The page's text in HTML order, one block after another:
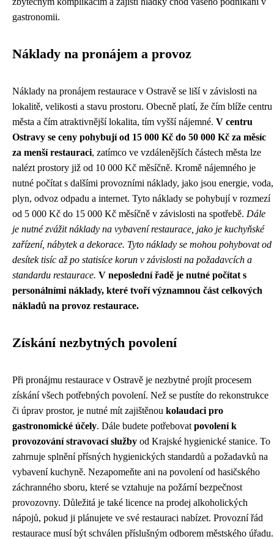
gastronomii.
Náklady na pronájem a provoz
Náklady na pronájem restaurace v Ostravě se liší v závislosti na
lokalitě, velikosti a stavu prostoru. Obecně platí, že čím blíže centru
města a čím atraktivnější lokalita, tím vyšší nájemné. V centru
Ostravy se ceny pohybují od 15 000 Kč do 50 000 Kč za měsíc
za menší restauraci, zatímco ve vzdálenějších částech města lze
nalézt prostory již od 10 000 Kč měsíčně. Kromě nájemného je
nutné počítat s dalšími provozními náklady, jako jsou energie, voda,
plyn, odvoz odpadu a internet. Tyto náklady se pohybují v rozmezí
od 5 000 Kč do 15 000 Kč měsíčně v závislosti na spotřebě. Dále
je nutné zvážit náklady na vybavení restaurace, jako je kuchyňské
zařízení, nábytek a dekorace. Tyto náklady se mohou pohybovat od
desítek tisíc až po statisíce korun v závislosti na požadavcích a
standardu restaurace. V neposlední řadě je nutné počítat s
personálními náklady, které tvoří významnou část celkových
nákladů na provoz restaurace.
Získání nezbytných povolení
Při pronájmu restaurace v Ostravě je nezbytné projít procesem
získání všech potřebných povolení. Než se pustíte do rekonstrukce
či úprav prostor, je nutné mít zajištěnou kolaudaci pro
gastronomické účely. Dále budete potřebovat povolení k
provozování stravovací služby od Krajské hygienické stanice. To
zahrnuje splnění přísných hygienických standardů a požadavků na
vybavení kuchyně. Nezapomeňte ani na povolení od hasičského
záchranného sboru, které se vztahuje na požární bezpečnost
provozovny. Důležitá je také licence na prodej alkoholických
nápojů, pokud ji plánujete ve své restauraci nabízet. Provozní řád
restaurace musí být schválen příslušným odborem městského úřadu.